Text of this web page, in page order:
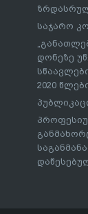
საჯარო
დონეზე
2020